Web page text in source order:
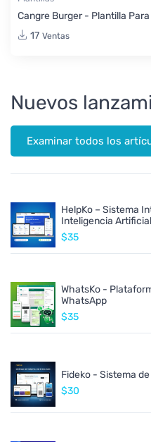
Cangre Burger - Plantilla
17 Ventas
Nuevos
Examinar todos los
HelpKo – Sistema
Inteligencia Artificial
$35
WhatsKo -
WhatsApp
$35
Fideko - Sistema
$30